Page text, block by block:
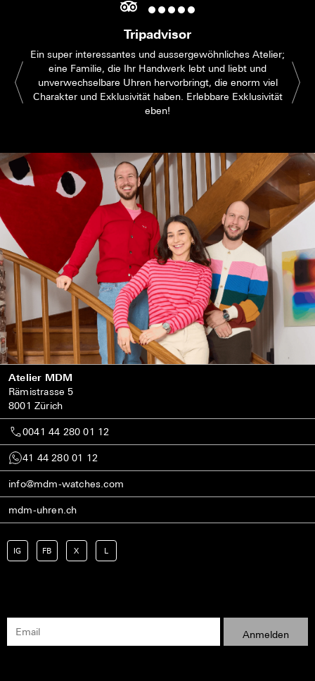
Tripadvisor
Ein super interessantes und aussergewöhnliches Atelier;
eine Familie, die Ihr Handwerk lebt und liebt und
unverwechselbare Uhren hervorbringt, die enorm viel
Charakter und Exklusivität haben. Erlebbare Exklusivität
eben!
Atelier MDM
Rämistrasse 5
8001 Zürich
0041 44 280 01 12
41 44 280 01 12
info@mdm-watches.com
mdm-uhren.ch
IG FB X L